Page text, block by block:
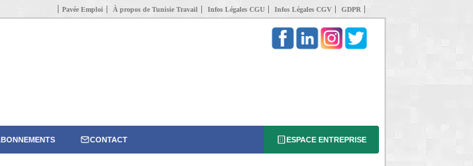
Pavée Emploi À propos de Tunisie Travail Infos Légales CGU Infos Légales CGV GDPR
CONTACT ESPACE ENTREPRISE